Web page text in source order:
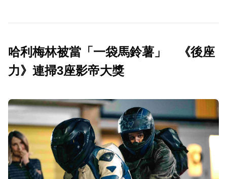
哈利梅林被當「一袋馬鈴薯」 《後座
力》連掃3座影帝大獎